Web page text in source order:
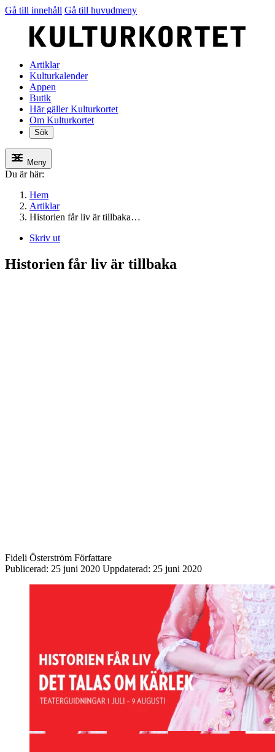
Gå till innehåll Gå till huvudmeny
Artiklar
Kulturkalender
Appen
Butik
Här gäller Kulturkortet
Om Kulturkortet
Sök
Meny
Du är här:
Hem
Artiklar
Historien får liv är tillbaka…
Skriv ut
Historien får liv är tillbaka
Fideli Österström Författare
Publicerad: 25 juni 2020 Uppdaterad: 25 juni 2020